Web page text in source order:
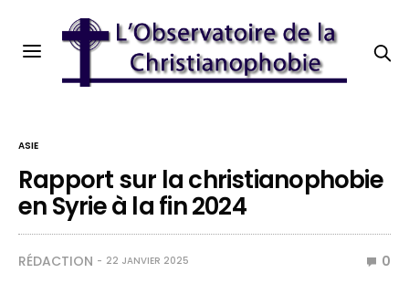
ASIE
Rapport sur la christianophobie
en Syrie à la fin 2024
RÉDACTION 22 JANVIER 2025 0